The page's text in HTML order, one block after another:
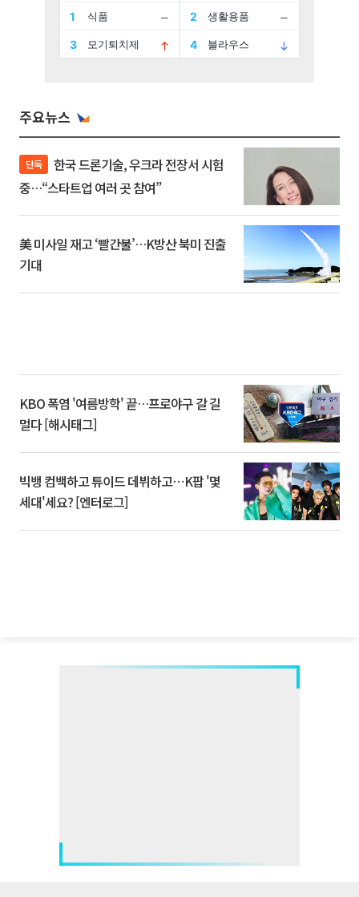
주요뉴스
단독
중…“스타트업 여러 곳 참여”
美 미사일 재고 ‘빨간불’…K방산 북미 진출
기대
KBO 폭염 '여름방학' 끝…프로야구 갈 길
멀다 [해시태그]
빅뱅 컴백하고 튜이드 데뷔하고⋯K팝 '몇
세대'세요? [엔터로그]